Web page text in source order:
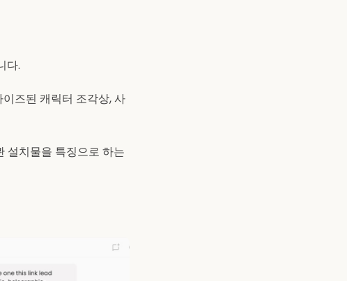
다.
즈된 캐릭터 조각상, 사
설치물을 특징으로 하는